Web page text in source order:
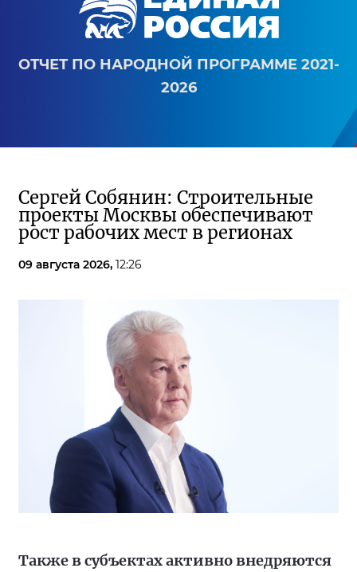
ОТЧЕТ ПО НАРОДНОЙ ПРОГРАММЕ 2021-
2026
Сергей Собянин: Строительные
проекты Москвы обеспечивают
рост рабочих мест в регионах
09 августа 2026, 12:26
Также в субъектах активно внедряются